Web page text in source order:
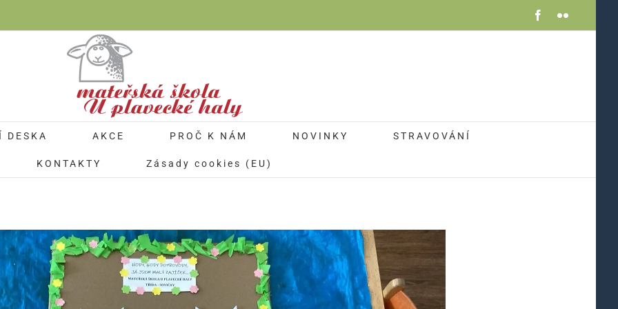
Facebook
Flickr
DESKA AKCE PROČ K NÁM NOVINKY STRAVOVÁNÍ
KONTAKTY Zásady cookies (EU)